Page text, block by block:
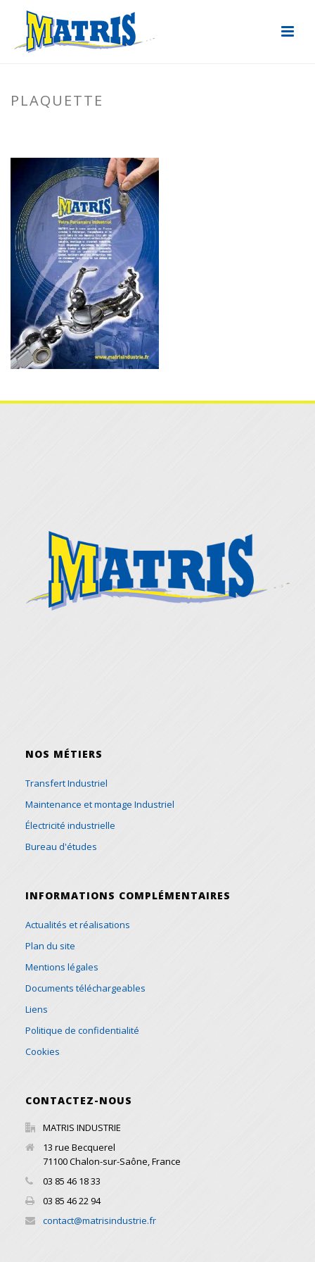
PLAQUETTE
NOS MÉTIERS
Transfert Industriel
Maintenance et montage Industriel
Électricité industrielle
Bureau d'études
INFORMATIONS COMPLÉMENTAIRES
Actualités et réalisations
Plan du site
Mentions légales
Documents téléchargeables
Liens
Politique de confidentialité
Cookies
CONTACTEZ-NOUS
MATRIS INDUSTRIE
13 rue Becquerel
71100Chalon-sur-Saône,France
03 85 46 18 33
03 85 46 22 94
contact@matrisindustrie.fr